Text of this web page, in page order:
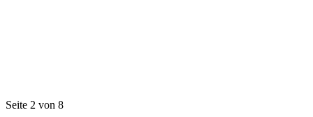
Seite 2 von 8